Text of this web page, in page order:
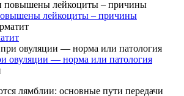
лейкоциты – причины
овуляции — норма или патология